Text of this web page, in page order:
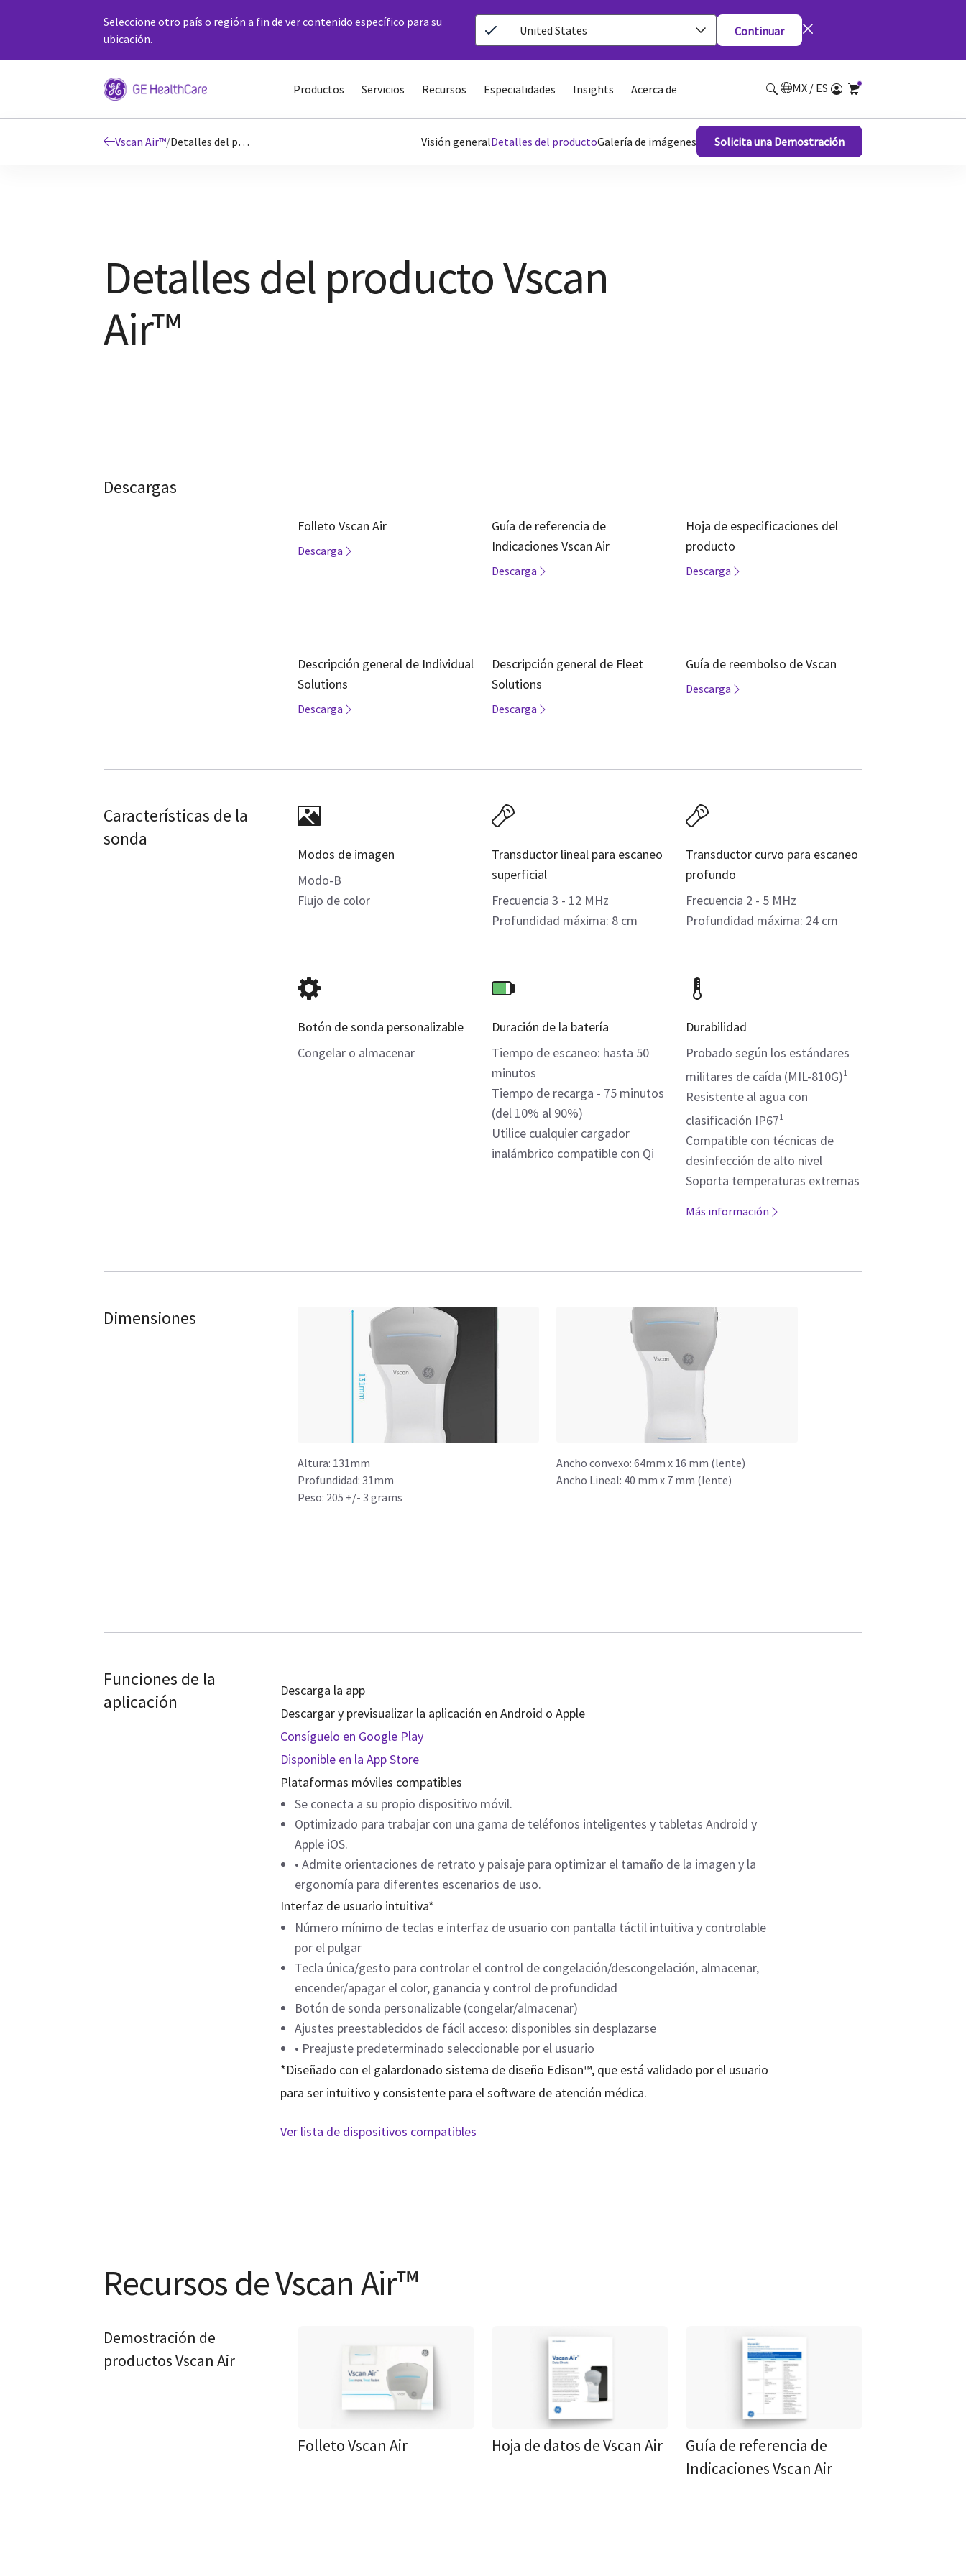
Seleccione otro país o región a fin de ver contenido específico para su
ubicación.
United States Continuar
Productos Servicios Recursos Especialidades Insights Acerca de MX / ES
Vscan Air™/ Detalles del producto Vscan Air™ Visión generalDetalles del productoGalería de imágenes Solicita una Demostración
Detalles del producto Vscan
Air™
Descargas
Folleto Vscan Air
Descarga
Guía de referencia de
Indicaciones Vscan Air
Descarga
Hoja de especificaciones del
producto
Descarga
Descripción general de Individual
Solutions
Descarga
Descripción general de Fleet
Solutions
Descarga
Guía de reembolso de Vscan
Descarga
Características de la
sonda
Modos de imagen
Modo-B
Flujo de color
Transductor lineal para escaneo
superficial
Frecuencia 3 - 12 MHz
Profundidad máxima: 8 cm
Transductor curvo para escaneo
profundo
Frecuencia 2 - 5 MHz
Profundidad máxima: 24 cm
Botón de sonda personalizable
Congelar o almacenar
Duración de la batería
Tiempo de escaneo: hasta 50
minutos
Tiempo de recarga - 75 minutos
(del 10% al 90%)
Utilice cualquier cargador
inalámbrico compatible con Qi
Durabilidad
Probado según los estándares
militares de caída (MIL-810G)1
Resistente al agua con
clasificación IP671
Compatible con técnicas de
desinfección de alto nivel
Soporta temperaturas extremas
Más información
Dimensiones
Altura: 131mm
Profundidad: 31mm
Peso: 205 +/- 3 grams
Ancho convexo: 64mm x 16 mm (lente)
Ancho Lineal: 40 mm x 7 mm (lente)
Funciones de la
aplicación
Descarga la app
Descargar y previsualizar la aplicación en Android o Apple
Consíguelo en Google Play
Disponible en la App Store
Plataformas móviles compatibles
Se conecta a su propio dispositivo móvil.
Optimizado para trabajar con una gama de teléfonos inteligentes y tabletas Android y
Apple iOS.
• Admite orientaciones de retrato y paisaje para optimizar el tamaño de la imagen y la
ergonomía para diferentes escenarios de uso.
Interfaz de usuario intuitiva*
Número mínimo de teclas e interfaz de usuario con pantalla táctil intuitiva y controlable
por el pulgar
Tecla única/gesto para controlar el control de congelación/descongelación, almacenar,
encender/apagar el color, ganancia y control de profundidad
Botón de sonda personalizable (congelar/almacenar)
Ajustes preestablecidos de fácil acceso: disponibles sin desplazarse
• Preajuste predeterminado seleccionable por el usuario
*Diseñado con el galardonado sistema de diseño Edison™, que está validado por el usuario
para ser intuitivo y consistente para el software de atención médica.
Ver lista de dispositivos compatibles
Recursos de Vscan Air™
Demostración de
productos Vscan Air
Folleto Vscan Air Hoja de datos de Vscan Air
Guía de referencia de
Indicaciones Vscan Air